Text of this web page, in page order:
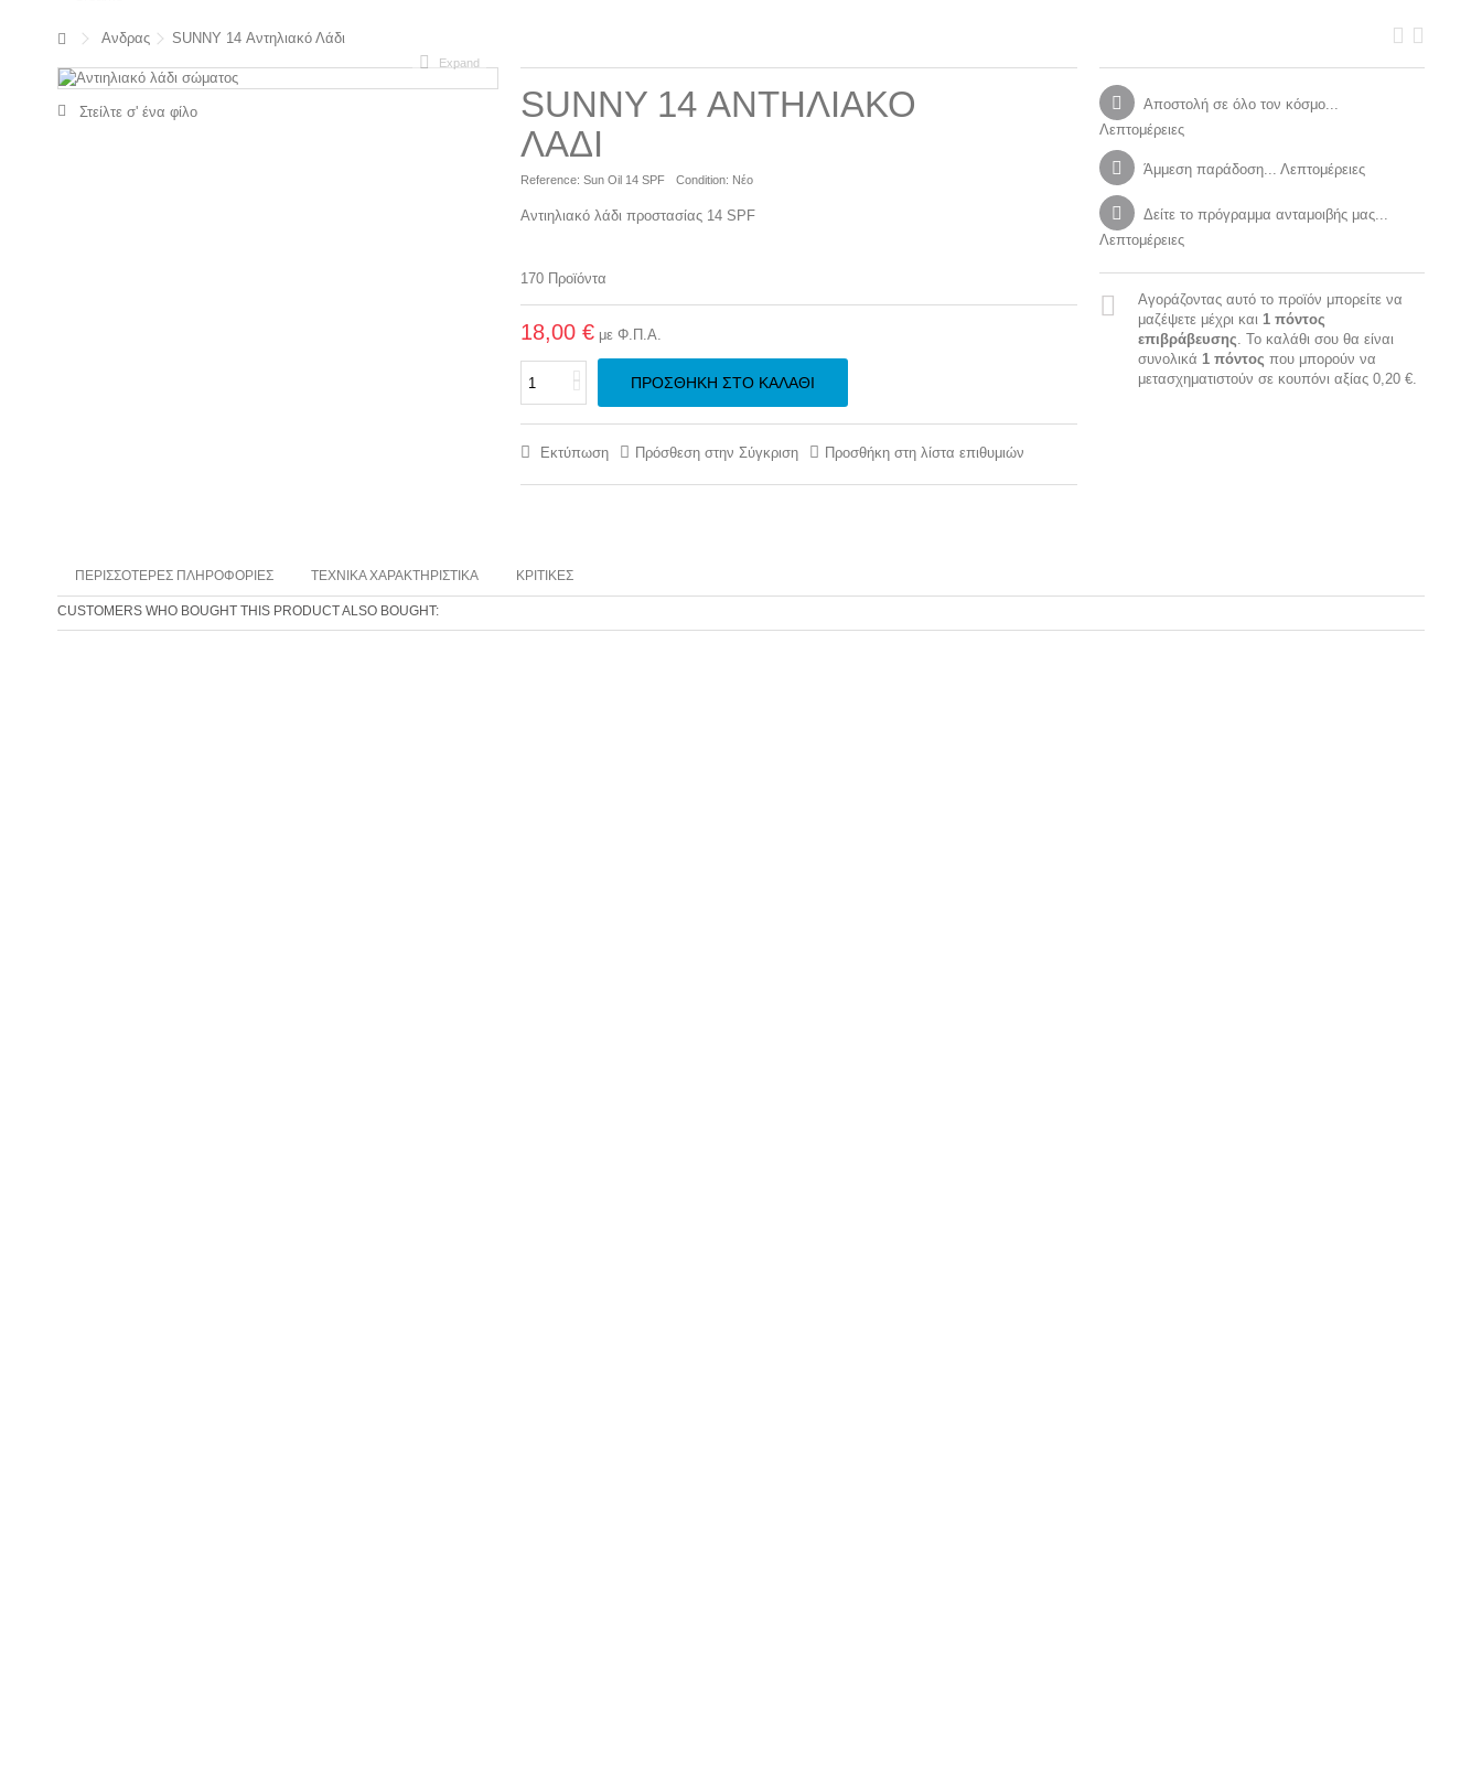
Ανδρας SUNNY 14 Αντηλιακό Λάδι
Expand
Στείλτε σ' ένα φίλο
SUNNY 14 ΑΝΤΗΛΙΑΚΌ
ΛΆΔΙ
Reference: Sun Oil 14 SPF Condition: Νέο
Αντιηλιακό λάδι προστασίας 14 SPF
170 Προϊόντα
18,00 € με Φ.Π.Α.
ΠΡΟΣΘΉΚΗ ΣΤΟ ΚΑΛΆΘΙ
Εκτύπωση Πρόσθεση στην Σύγκριση Προσθήκη στη λίστα επιθυμιών
Αποστολή σε όλο τον κόσμο...
Λεπτομέρειες
Άμμεση παράδοση... Λεπτομέρειες
Δείτε το πρόγραμμα ανταμοιβής μας...
Λεπτομέρειες
Αγοράζοντας αυτό το προϊόν μπορείτε να
μαζέψετε μέχρι και 1πόντος
επιβράβευσης. Το καλάθι σου θα είναι
συνολικά 1πόντος που μπορούν να
μετασχηματιστούν σε κουπόνι αξίας 0,20 €.
ΠΕΡΙΣΣΌΤΕΡΕΣ ΠΛΗΡΟΦΟΡΊΕΣ ΤΕΧΝΙΚΆ ΧΑΡΑΚΤΗΡΙΣΤΙΚΆ ΚΡΙΤΙΚΈΣ
CUSTOMERS WHO BOUGHT THIS PRODUCT ALSO BOUGHT: